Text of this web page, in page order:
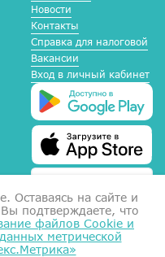
Новости
Контакты
Справка для налоговой
Вакансии
Вход в личный кабинет
Оставаясь на сайте и
подтверждаете, что
файлов Cookie и
метрической